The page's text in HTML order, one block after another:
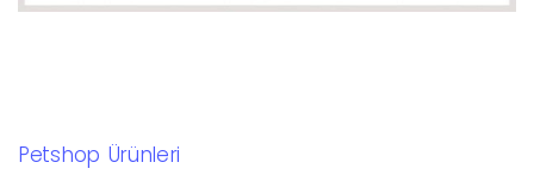
Petshop Ürünleri